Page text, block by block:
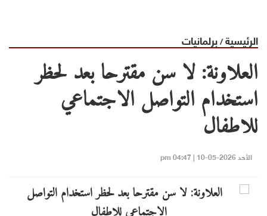
الرئيسية/برلمانيات
العلاونة: لا سن مقترحا بعد لحظر
استخدام التواصل الاجتماعي
للاطفال
الأحد 2026-05-10 | 04:47 pm